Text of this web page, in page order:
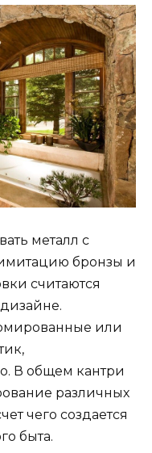
металл с
бронзы и
считаются
или
В общем кантри
различных
чего создается
быта.